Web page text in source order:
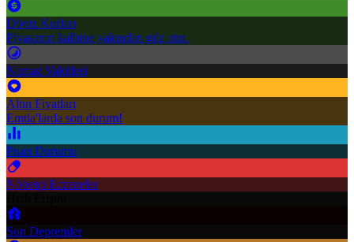
Döviz Kurları
Piyasanın kalbine yakından göz atın.
Namaz Vakitleri
Altın Fiyatları
Emtia'larda son durum!
Puan Durumu
Nöbetçi Eczaneler
Son Depremler